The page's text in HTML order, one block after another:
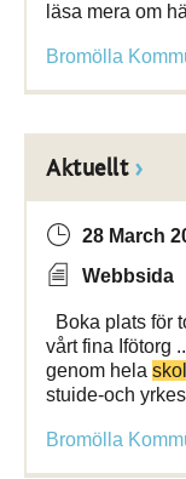
läsa mera om
Bromölla
Aktuellt
28 March
Webbsida
Boka plats för
vårt fina Ifötorg
genom hela
stuide-och
Bromölla